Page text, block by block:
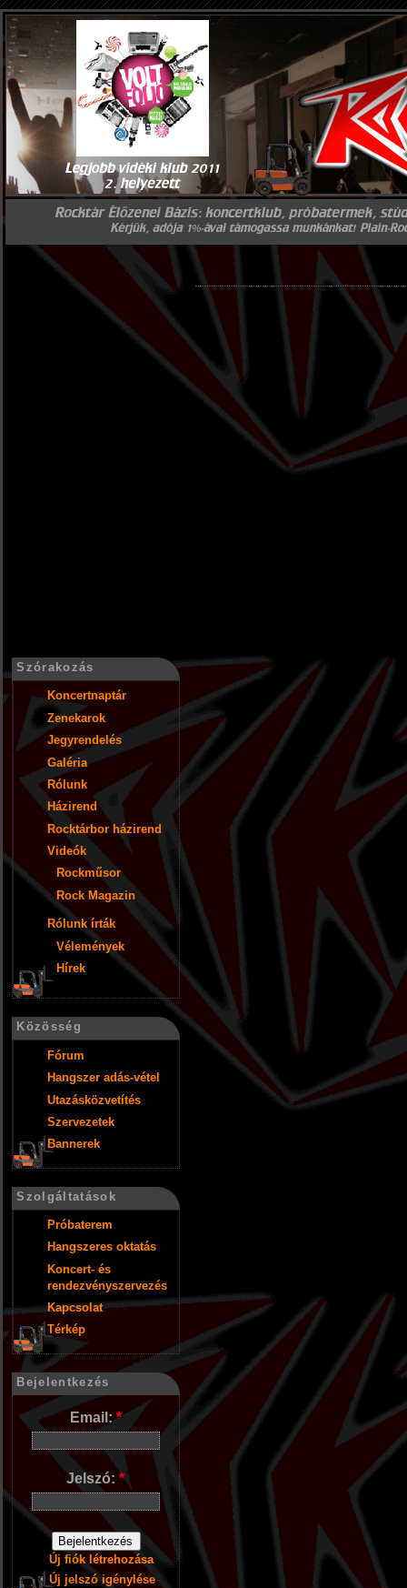
Szórakozás
Koncertnaptár
Zenekarok
Jegyrendelés
Galéria
Rólunk
Házirend
Rocktárbor házirend
Videók
Rockműsor
Rock Magazin
Rólunk írták
Vélemények
Hírek
Közösség
Fórum
Hangszer adás-vétel
Utazásközvetítés
Szervezetek
Bannerek
Szolgáltatások
Próbaterem
Hangszeres oktatás
Koncert- és
rendezvényszervezés
Kapcsolat
Térkép
Bejelentkezés
Email:*
Jelszó:*
Új fiók létrehozása
Új jelszó igénylése